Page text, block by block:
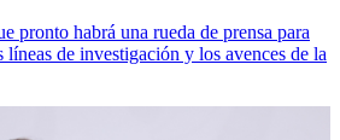
pronto habrá una rueda de prensa para
líneas de investigación y los avences de la